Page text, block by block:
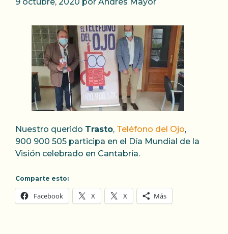
Nuestro querido Trasto, Teléfono del Ojo,
900 900 505 participa en el Día Mundial de la
Visión celebrado en Cantabria.
Comparte esto:
Facebook X X Más